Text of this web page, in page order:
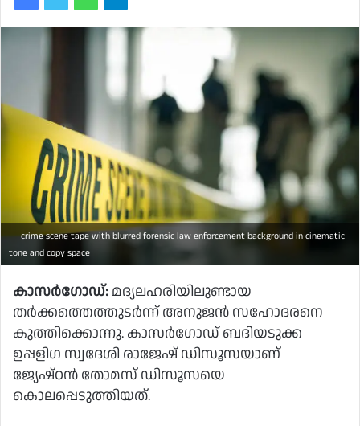
crime scene tape with blurred forensic law enforcement background in cinematic
tone and copy space
കാസര്‍ഗോഡ്: മദ്യലഹരിയിലുണ്ടായ
തര്‍ക്കത്തെത്തുടര്‍ന്ന് അനുജന്‍ സഹോദരനെ
കുത്തിക്കൊന്നു. കാസര്‍ഗോഡ് ബദിയടുക്ക
ഉപ്പളിഗ സ്വദേശി രാജേഷ് ഡിസൂസയാണ്
ജ്യേഷ്ഠന്‍ തോമസ് ഡിസൂസയെ
കൊലപ്പെടുത്തിയത്.